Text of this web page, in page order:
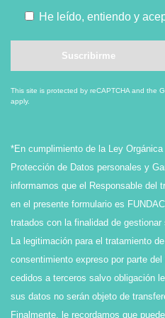
He leído, entiendo y
This site is protected by reCAPTCHA and the
apply.
*En cumplimiento de la Ley
Protección de Datos personales y
informamos que el Responsable del
en el presente formulario es
tratados con la finalidad de gestionar
La legitimación para el tratamiento
consentimiento expreso por parte
cedidos a terceros salvo obligación
sus datos no serán objeto de
Finalmente, le recordamos que